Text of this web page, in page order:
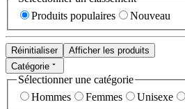
Produits populaires
Nouveau
Réinitialiser
Afficher les produits
Catégorie
Sélectionner une catégorie
Hommes
Femmes Unisexe